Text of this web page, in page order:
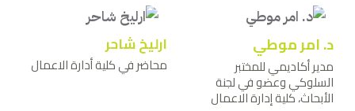
د. امر موطي
مدير أكاديمي للمختبر
السلوكي وعضو في لجنة
الأبحاث، كلية إدارة الاعمال
ارليخ شاحر
محاضر في كلية أدارة الاعمال